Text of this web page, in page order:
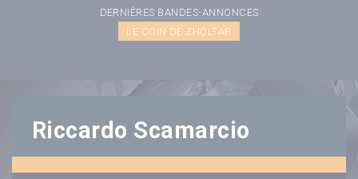
DERNIÈRES BANDES-ANNONCES
LE COIN DE ZHOLTAR
Riccardo Scamarcio